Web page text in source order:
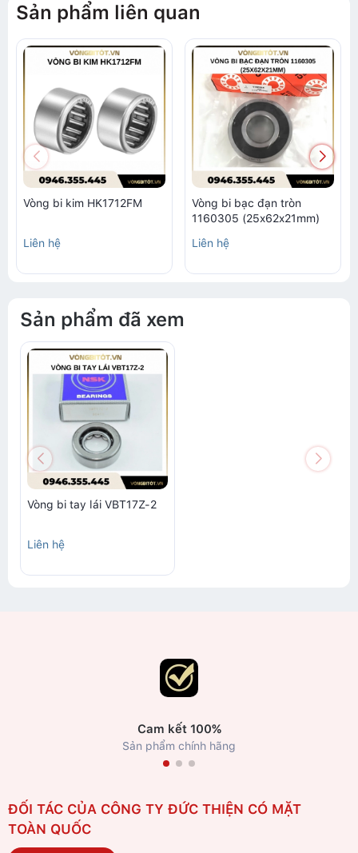
Sản phẩm liên quan
Vòng bi kim HK1712FM
Liên hệ
Vòng bi bạc đạn tròn
1160305 (25x62x21mm)
Liên hệ
Sản phẩm đã xem
Vòng bi tay lái VBT17Z-2
Liên hệ
Cam kết 100%
Sản phẩm chính hãng
ĐỐI TÁC CỦA CÔNG TY ĐỨC THIỆN CÓ MẶT
TOÀN QUỐC